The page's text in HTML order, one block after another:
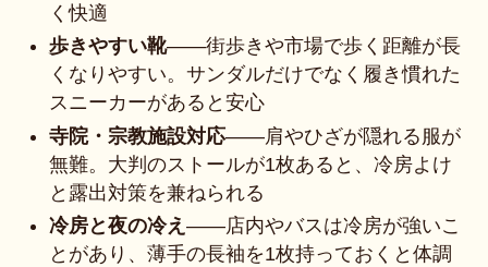
く快適
歩きやすい靴——街歩きや市場で歩く距離が長
くなりやすい。サンダルだけでなく履き慣れた
スニーカーがあると安心
寺院・宗教施設対応——肩やひざが隠れる服が
無難。大判のストールが1枚あると、冷房よけ
と露出対策を兼ねられる
冷房と夜の冷え ——店内やバスは冷房が強いこ
とがあり、薄手の長袖を1枚持っておくと体調